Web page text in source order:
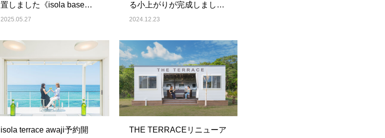
置しました《isola base
awaji》
2025.05.27
る小上がりが完成しました
《isola terrace awaji》
2024.12.23
isola terrace awaji予約開 THE TERRACEリニューア